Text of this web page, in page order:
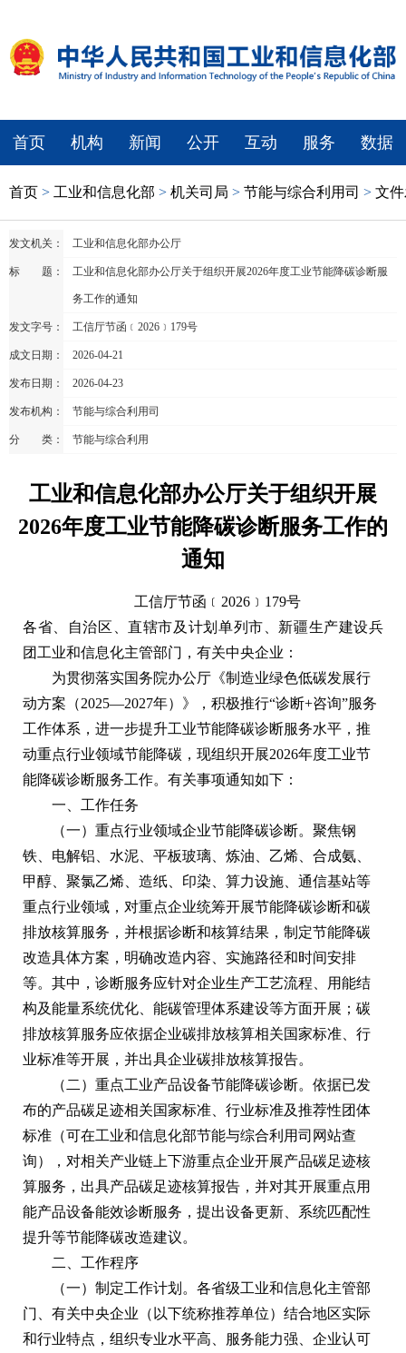
首页 机构 新闻 公开 互动 服务 数据
首页 > 工业和信息化部 > 机关司局 > 节能与综合利用司 > 文
发文机关： 工业和信息化部办公厅
标 题： 工业和信息化部办公厅关于组织开展2026年度工业节能降碳诊断服
务工作的通知
发文字号： 工信厅节函﹝2026﹞179号
成文日期： 2026-04-21
发布日期： 2026-04-23
发布机构： 节能与综合利用司
分 类： 节能与综合利用
工业和信息化部办公厅关于组织开展
2026年度工业节能降碳诊断服务工作的
通知
工信厅节函﹝2026 ﹞179号
各省、自治区、直辖市及计划单列市、新疆生产建设兵
团工业和信息化主管部门，有关中央企业：
为贯彻落实国务院办公厅《制造业绿色低碳发展行
动方案（2025—2027年）》，积极推行“诊断+咨询”服务
工作体系，进一步提升工业节能降碳诊断服务水平，推
动重点行业领域节能降碳，现组织开展2026年度工业节
能降碳诊断服务工作。有关事项通知如下：
一、工作任务
（一）重点行业领域企业节能降碳诊断。聚焦钢
铁、电解铝、水泥、平板玻璃、炼油、乙烯、合成氨、
甲醇、聚氯乙烯、造纸、印染、算力设施、通信基站等
重点行业领域，对重点企业统筹开展节能降碳诊断和碳
排放核算服务，并根据诊断和核算结果，制定节能降碳
改造具体方案，明确改造内容、实施路径和时间安排
等。其中，诊断服务应针对企业生产工艺流程、用能结
构及能量系统优化、能碳管理体系建设等方面开展；碳
排放核算服务应依据企业碳排放核算相关国家标准、行
业标准等开展，并出具企业碳排放核算报告。
（二）重点工业产品设备节能降碳诊断。依据已发
布的产品碳足迹相关国家标准、行业标准及推荐性团体
标准（可在工业和信息化部节能与综合利用司网站查
询），对相关产业链上下游重点企业开展产品碳足迹核
算服务，出具产品碳足迹核算报告，并对其开展重点用
能产品设备能效诊断服务，提出设备更新、系统匹配性
提升等节能降碳改造建议。
二、工作程序
（一）制定工作计划。各省级工业和信息化主管部
门、有关中央企业（以下统称推荐单位）结合地区实际
和行业特点，组织专业水平高、服务能力强、企业认可